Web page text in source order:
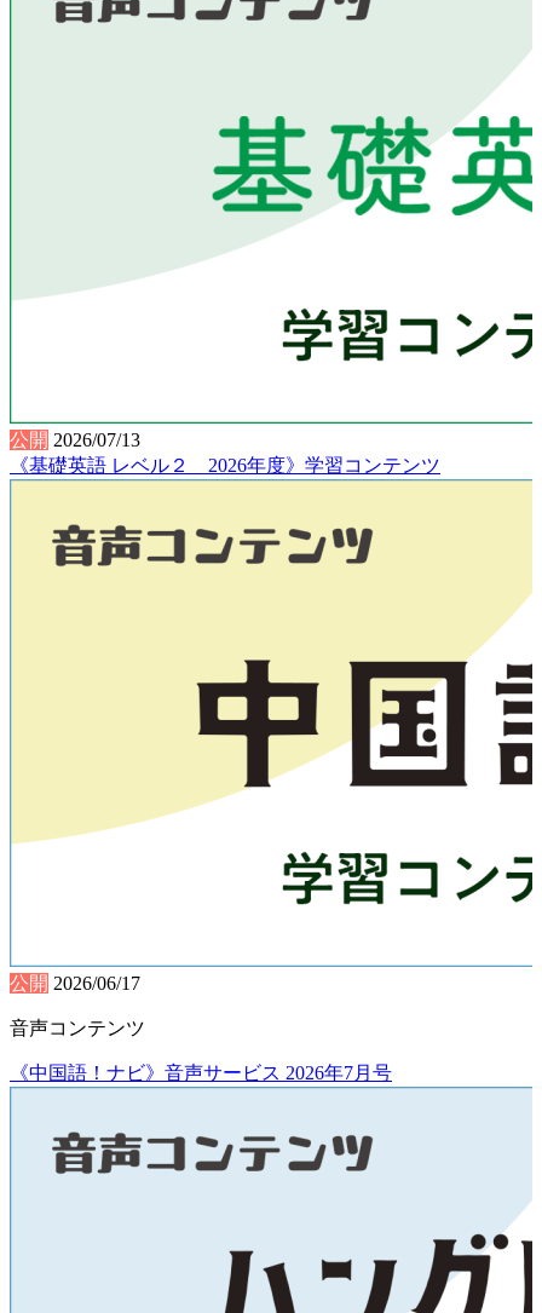
公開 2026/07/13
《基礎英語 レベル２ 2026年度》学習コンテンツ
公開 2026/06/17
音声コンテンツ
《中国語！ナビ》音声サービス 2026年7月号